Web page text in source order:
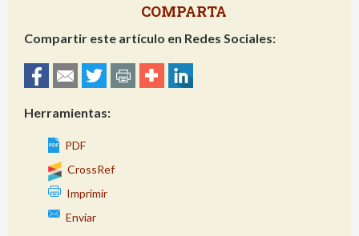
COMPARTA
Compartir este artículo en Redes Sociales:
Herramientas:
PDF
CrossRef
Imprimir
Enviar